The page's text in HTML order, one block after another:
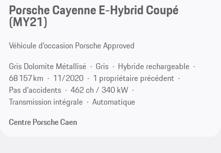
Porsche Cayenne E-Hybrid Coupé
(MY21)
Véhicule d’occasion Porsche Approved
Gris Dolomite Métallisé
Gris
Hybride rechargeable
68 157 km
11/2020
1 propriétaire précédent
Pas d'accidents
462 ch / 340 kW
Transmission intégrale
Automatique
Centre Porsche Caen